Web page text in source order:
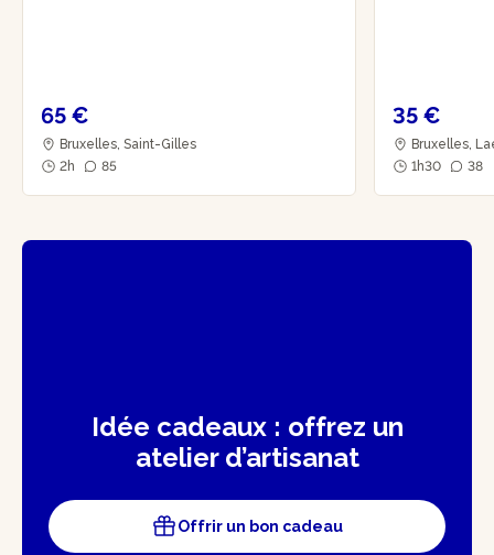
65 €
Bruxelles, Saint-Gilles
2h
85
35 €
Bruxelles,
1h30
38
Idée cadeaux : offrez un
atelier d’artisanat
Offrir un bon cadeau